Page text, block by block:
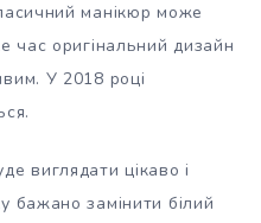
манікюр може
час оригінальний дизайн
У 2018 році
виглядати цікаво і
бажано замінити білий